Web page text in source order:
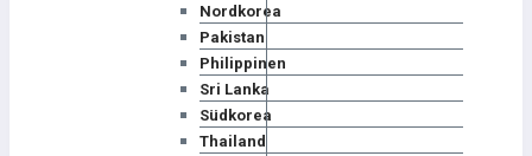
Nordkorea
Pakistan
Philippinen
Sri Lanka
Südkorea
Thailand